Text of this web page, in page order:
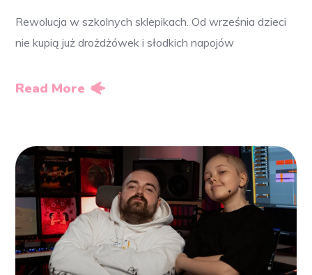
Rewolucja w szkolnych sklepikach. Od września dzieci
nie kupią już drożdżówek i słodkich napojów
Read More